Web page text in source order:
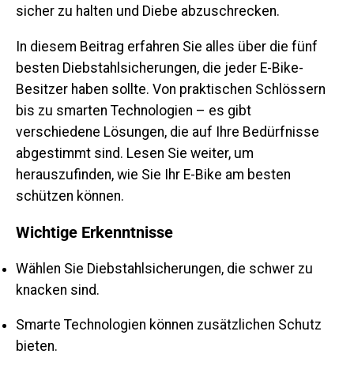
sicher zu halten und Diebe abzuschrecken.
In diesem Beitrag erfahren Sie alles über die fünf
besten Diebstahlsicherungen, die jeder E-Bike-
Besitzer haben sollte. Von praktischen Schlössern
bis zu smarten Technologien – es gibt
verschiedene Lösungen, die auf Ihre Bedürfnisse
abgestimmt sind. Lesen Sie weiter, um
herauszufinden, wie Sie Ihr E-Bike am besten
schützen können.
Wichtige Erkenntnisse
Wählen Sie Diebstahlsicherungen, die schwer zu
knacken sind.
Smarte Technologien können zusätzlichen Schutz
bieten.